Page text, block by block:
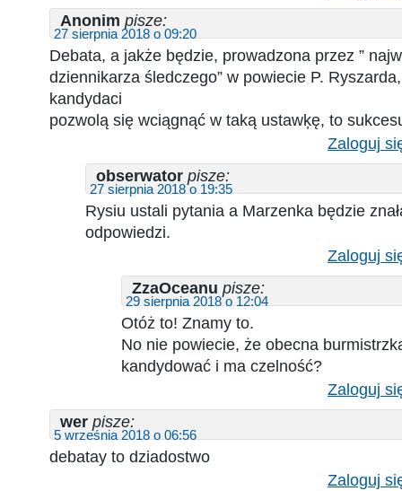
Anonim pisze:
27 sierpnia 2018 o 09:20
Debata, a jakże będzie, prowadzona przez ”
dziennikarza śledczego” w powiecie P.
kandydaci
pozwolą się wciągnąć w taką ustawķę, to
Zaloguj
obserwator pisze:
27 sierpnia 2018 o 19:35
Rysiu ustali pytania a Marzenka będzie
odpowiedzi.
Zaloguj
ZzaOceanu pisze:
29 sierpnia 2018 o 12:04
Otóż to! Znamy to.
No nie powiecie, że obecna
kandydować i ma czelność?
Zaloguj
wer pisze:
5 września 2018 o 06:56
debatay to dziadostwo
Zaloguj